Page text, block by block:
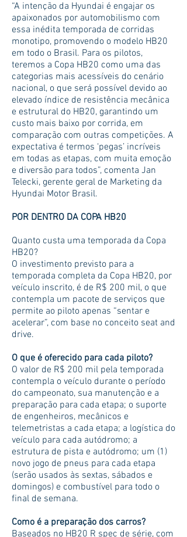
“A intenção da Hyundai é engajar os
apaixonados por automobilismo com
essa inédita temporada de corridas
monotipo, promovendo o modelo HB20
em todo o Brasil. Para os pilotos,
teremos a Copa HB20 como uma das
categorias mais acessíveis do cenário
nacional, o que será possível devido ao
elevado índice de resistência mecânica
e estrutural do HB20, garantindo um
custo mais baixo por corrida, em
comparação com outras competições. A
expectativa é termos ‘pegas’ incríveis
em todas as etapas, com muita emoção
e diversão para todos”, comenta Jan
Telecki, gerente geral de Marketing da
Hyundai Motor Brasil.
POR DENTRO DA COPA HB20
Quanto custa uma temporada da Copa
HB20?
O investimento previsto para a
temporada completa da Copa HB20, por
veículo inscrito, é de R$ 200 mil, o que
contempla um pacote de serviços que
permite ao piloto apenas “sentar e
acelerar”, com base no conceito seat and
drive.
O que é oferecido para cada piloto?
O valor de R$ 200 mil pela temporada
contempla o veículo durante o período
do campeonato, sua manutenção e a
preparação para cada etapa; o suporte
de engenheiros, mecânicos e
telemetristas a cada etapa; a logística do
veículo para cada autódromo; a
estrutura de pista e autódromo; um (1)
novo jogo de pneus para cada etapa
(serão usados às sextas, sábados e
domingos) e combustível para todo o
final de semana.
Como é a preparação dos carros?
Baseados no HB20 R spec de série, com